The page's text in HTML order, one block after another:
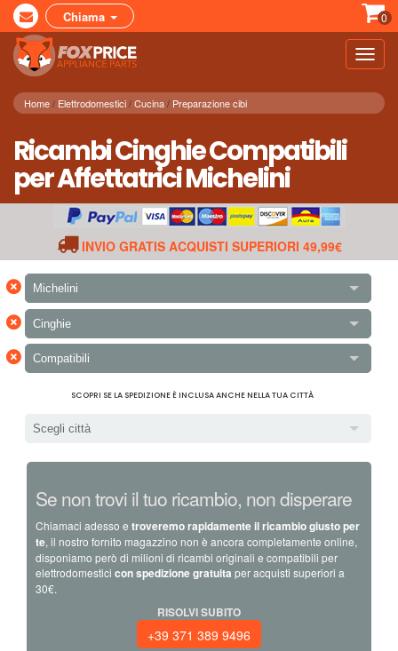
Chiama 0
Home Elettrodomestici Cucina Preparazione cibi
Ricambi Cinghie Compatibili
per Affettatrici Michelini
INVIO GRATIS ACQUISTI SUPERIORI 49,99€
× Michelini
× Cinghie
× Compatibili
SCOPRI SE LA SPEDIZIONE È INCLUSA ANCHE NELLA TUA CITTÀ
Scegli città
Se non trovi il tuo ricambio, non disperare
Chiamaci adesso e troveremo rapidamente il ricambio giusto per
te, il nostro fornito magazzino non è ancora completamente online,
disponiamo però di milioni di ricambi originali e compatibili per
elettrodomestici con spedizione gratuita per acquisti superiori a
30€.
RISOLVI SUBITO
+39 371 389 9496